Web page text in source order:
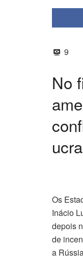
9
No
Os
Inácio
depois
de
a